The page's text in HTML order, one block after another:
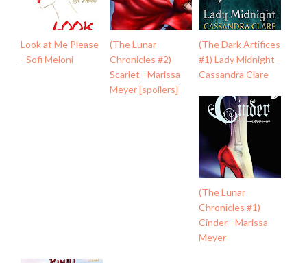
Look at Me Please
- Sofi Meloni
(The Lunar
Chronicles #2)
Scarlet - Marissa
Meyer [spoilers]
(The Dark Artifices
#1) Lady Midnight -
Cassandra Clare
(The Lunar
Chronicles #1)
Cinder - Marissa
Meyer